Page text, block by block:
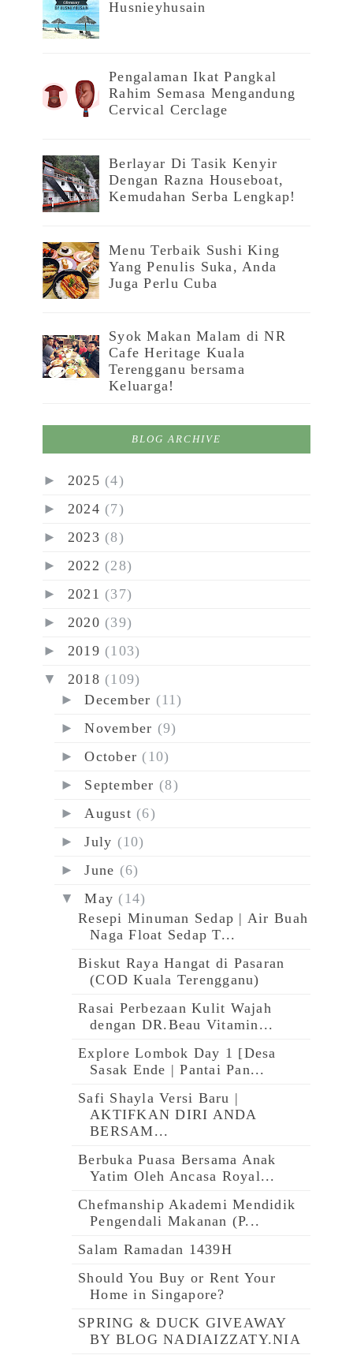
Husnieyhusain
Pengalaman Ikat Pangkal
Rahim Semasa Mengandung
Cervical Cerclage
Berlayar Di Tasik Kenyir
Dengan Razna Houseboat,
Kemudahan Serba Lengkap!
Menu Terbaik Sushi King
Yang Penulis Suka, Anda
Juga Perlu Cuba
Syok Makan Malam di NR
Cafe Heritage Kuala
Terengganu bersama
Keluarga!
BLOG ARCHIVE
► 2025 (4)
► 2024 (7)
► 2023 (8)
► 2022 (28)
► 2021 (37)
► 2020 (39)
► 2019 (103)
▼ 2018 (109)
►December (11)
►November (9)
►October (10)
► September (8)
► August (6)
►July (10)
►June (6)
▼May (14)
Resepi Minuman Sedap | Air Buah
Naga Float Sedap T...
Biskut Raya Hangat di Pasaran
(COD Kuala Terengganu)
Rasai Perbezaan Kulit Wajah
dengan DR.Beau Vitamin...
Explore Lombok Day 1 [Desa
Sasak Ende | Pantai Pan...
Safi Shayla Versi Baru |
AKTIFKAN DIRI ANDA
BERSAM...
Berbuka Puasa Bersama Anak
Yatim Oleh Ancasa Royal...
Chefmanship Akademi Mendidik
Pengendali Makanan (P...
Salam Ramadan 1439H
Should You Buy or Rent Your
Home in Singapore?
SPRING & DUCK GIVEAWAY
BY BLOG NADIAIZZATY.NIA